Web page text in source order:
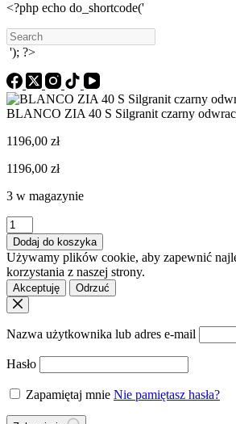
<?php echo do_shortcode('
Search
'); ?>
BLANCO ZIA 40 S Silgranit czarny
1196,00 zł
1196,00 zł
3 w magazynie
ilość
BLANCO
ZIA
40
S
Silgranit
czarny
Dodaj do koszyka
Używamy plików cookie, aby zapewnić
korzystania z naszej strony.
Akceptuję Odrzuć
Nazwa użytkownika lub adres e-mail
Hasło
Zapamiętaj mnie Nie pamiętasz hasła?